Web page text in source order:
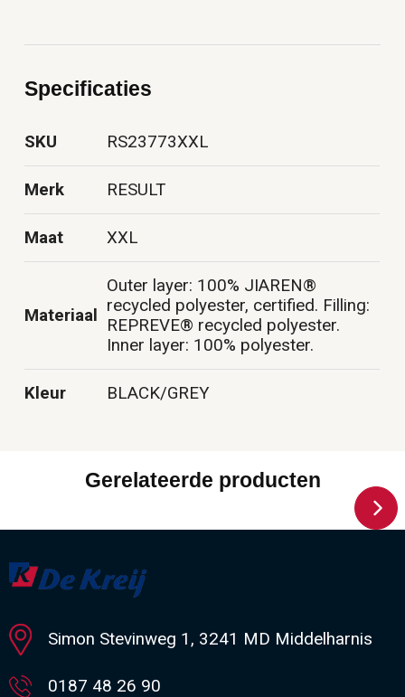
Specificaties
SKU RS23773XXL
Merk RESULT
Maat XXL
Materiaal
Outer layer: 100% JIAREN®
recycled polyester, certified. Filling:
REPREVE® recycled polyester.
Inner layer: 100% polyester.
Kleur BLACK/GREY
Gerelateerde producten
Simon Stevinweg 1, 3241 MD Middelharnis
0187 48 26 90